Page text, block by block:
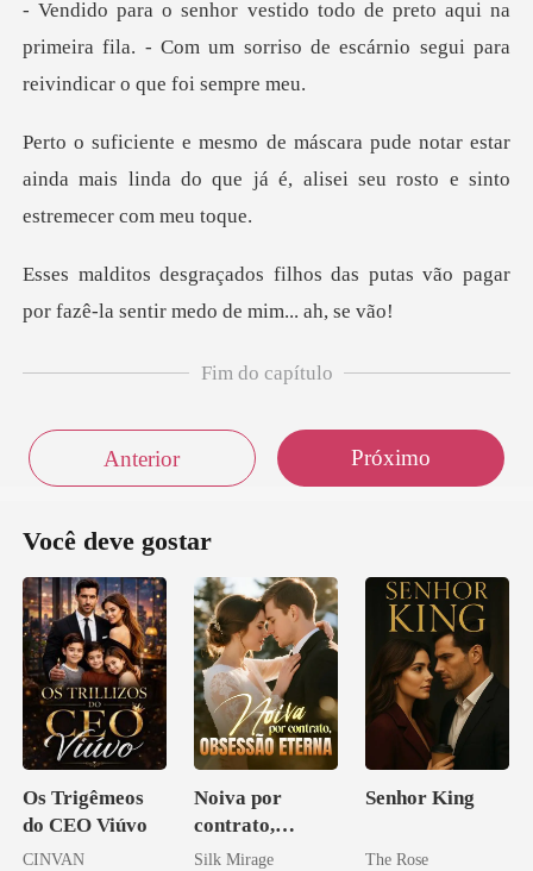
qui na
primeira fila. - Com um sorriso de escár
tar estar
ainda mais linda do que já é, alise
das putas vão pagar
por fazê-la
Fim do capítulo
Anterior Próximo
Você deve gostar
Os Trigêmeos
do CEO Viúvo
CINVAN
Noiva por
contrato,
obsessão eterna
Silk Mirage
Senhor King
The Rose